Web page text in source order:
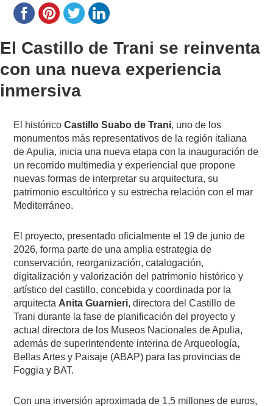
El Castillo de Trani se reinventa
con una nueva experiencia
inmersiva
El históricoCastillo Suabo de Trani, uno de los
monumentos más representativos de la región italiana
de Apulia, inicia una nueva etapa con la inauguración de
un recorrido multimedia y experiencial que propone
nuevas formas de interpretar su arquitectura, su
patrimonio escultórico y su estrecha relación con el mar
Mediterráneo.
El proyecto, presentado oficialmente el 19 de junio de
2026, forma parte de una amplia estrategia de
conservación, reorganización, catalogación,
digitalización y valorización del patrimonio histórico y
artístico del castillo, concebida y coordinada por la
arquitecta Anita Guarnieri, directora del Castillo de
Trani durante la fase de planificación del proyecto y
actual directora de los Museos Nacionales de Apulia,
además de superintendente interina de Arqueología,
Bellas Artes y Paisaje (ABAP) para las provincias de
Foggia y BAT.
Con una inversión aproximada de 1,5 millones de euros,